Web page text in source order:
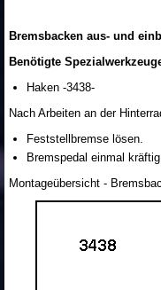
Bremsbacken aus- und
Benötigte
Haken -3438-
Nach Arbeiten an der
Feststellbremse lösen.
Bremspedal einmal
Montageübersicht -